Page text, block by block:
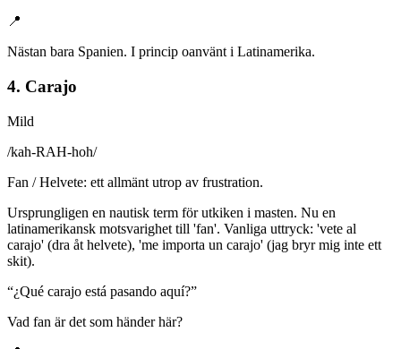
📍
Nästan bara Spanien. I princip oanvänt i Latinamerika.
4. Carajo
Mild
/kah-RAH-hoh/
Fan / Helvete: ett allmänt utrop av frustration.
Ursprungligen en nautisk term för utkiken i masten. Nu en
latinamerikansk motsvarighet till 'fan'. Vanliga uttryck: 'vete al
carajo' (dra åt helvete), 'me importa un carajo' (jag bryr mig inte ett
skit).
“¿Qué carajo está pasando aquí?”
Vad fan är det som händer här?